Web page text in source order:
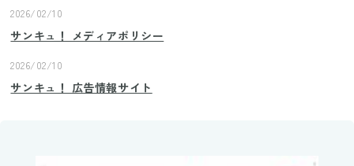
2026/02/10
サンキュ！ メディアポリシー
2026/02/10
サンキュ！ 広告情報サイト